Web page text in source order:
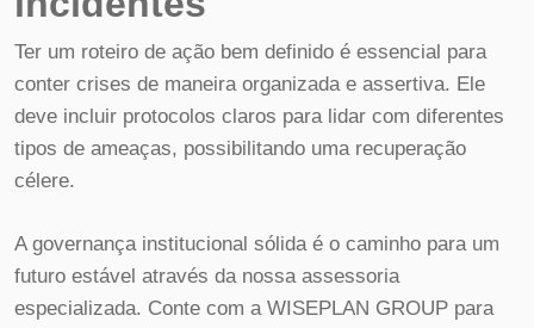
Ter um roteiro de ação bem definido é essencial para
conter crises de maneira organizada e assertiva. Ele
deve incluir protocolos claros para lidar com diferentes
tipos de ameaças, possibilitando uma recuperação
célere.
A governança institucional sólida é o caminho para um
futuro estável através da nossa assessoria
especializada. Conte com a WISEPLAN GROUP para